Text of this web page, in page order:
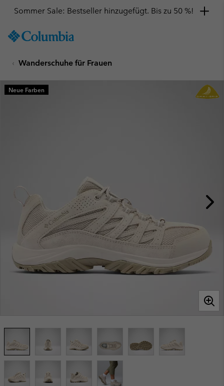
TO
SKIP
MAIN
NAV
Sommer Sale: Bestseller hinzugefügt. Bis zu 50 %!
Wanderschuhe für Frauen
Neue Farben